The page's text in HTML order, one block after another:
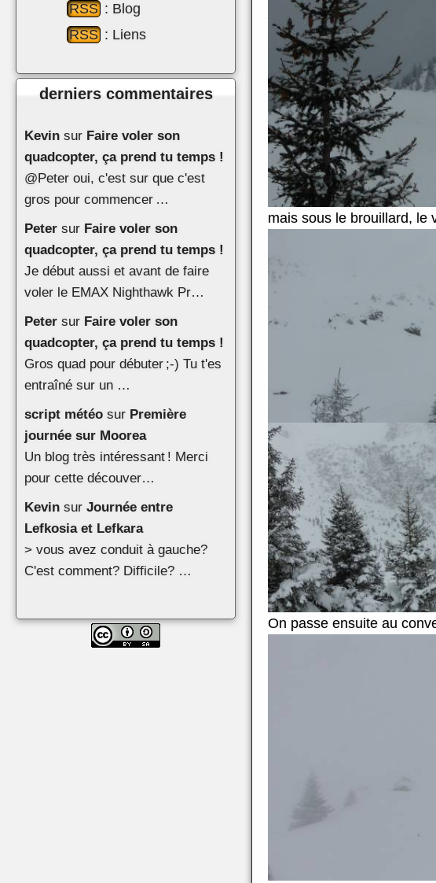
mais sous le brouillard, le
On passe ensuite au
RSS : Blog
RSS : Liens
derniers commentaires
Kevin sur Faire voler son
quadcopter, ça prend tu temps !
@Peter oui, c'est sur que c'est
gros pour commencer …
Peter sur Faire voler son
quadcopter, ça prend tu temps !
Je début aussi et avant de faire
voler le EMAX Nighthawk Pr…
Peter sur Faire voler son
quadcopter, ça prend tu temps !
Gros quad pour débuter ;-) Tu t'es
entraîné sur un …
script météo sur Première
journée sur Moorea
Un blog très intéressant ! Merci
pour cette découver…
Kevin sur Journée entre
Lefkosia et Lefkara
> vous avez conduit à gauche?
C'est comment? Difficile? …